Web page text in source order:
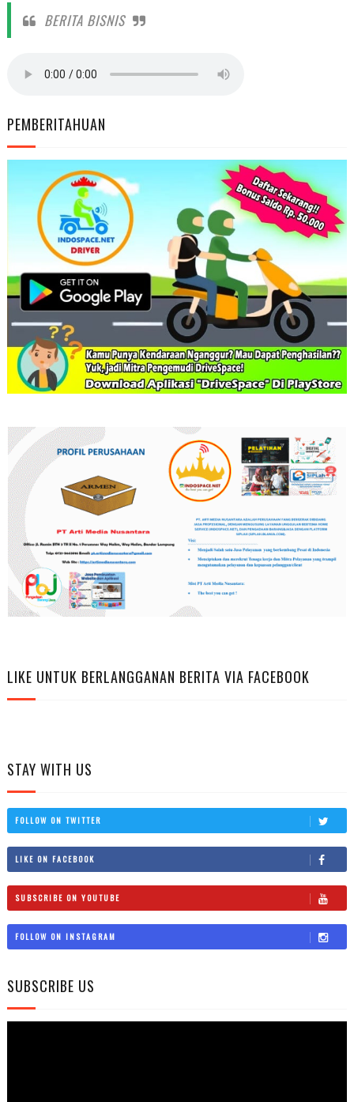
BERITA BISNIS
PEMBERITAHUAN
LIKE UNTUK BERLANGGANAN BERITA VIA FACEBOOK
STAY WITH US
FOLLOW ON TWITTER
LIKE ON FACEBOOK
SUBSCRIBE ON YOUTUBE
FOLLOW ON INSTAGRAM
SUBSCRIBE US